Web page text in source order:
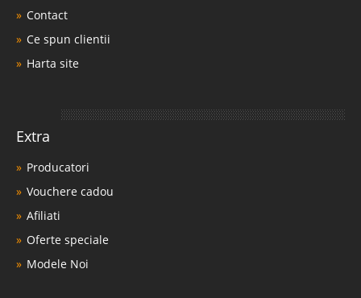
Contact
Ce spun clientii
Harta site
Extra
Producatori
Vouchere cadou
Afiliati
Oferte speciale
Modele Noi